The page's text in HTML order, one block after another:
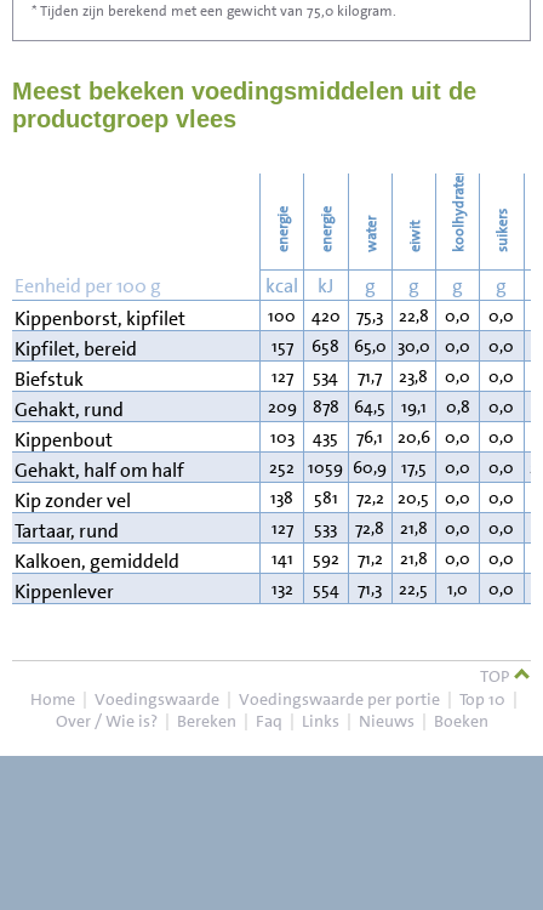
Stofzuigen
Strijken 56
65
* Tijden zijn berekend met een gewicht van 75,0 kilogram.
Meest bekeken voedingsmiddelen uit de
productgroep vlees
energie energie water eiwit koolhydraten suikers
Eenheid per 100 g kcal kJ g g g g
Kippenborst, kipfilet
100 420 75,3 22,8 0,0 0,0
Kipfilet, bereid 157 658 65,0 30,0 0,0 0,0
Biefstuk 127 534 71,7 23,8 0,0 0,0
Gehakt, rund 209 878 64,5 19,1 0,8 0,0
Kippenbout 103 435 76,1 20,6 0,0 0,0
Gehakt, half om half 252 1059 60,9 17,5 0,0 0,0
Kip zonder vel 138 581 72,2 20,5 0,0 0,0
Tartaar, rund 127 533 72,8 21,8 0,0 0,0
Kalkoen, gemiddeld 141 592 71,2 21,8 0,0 0,0
Kippenlever 132 554 71,3 22,5 1,0 0,0
TOP
Home | Voedingswaarde | Voedingswaarde per portie | Top 10 |
Over / Wie is? | Bereken | Faq | Links | Nieuws | Boeken